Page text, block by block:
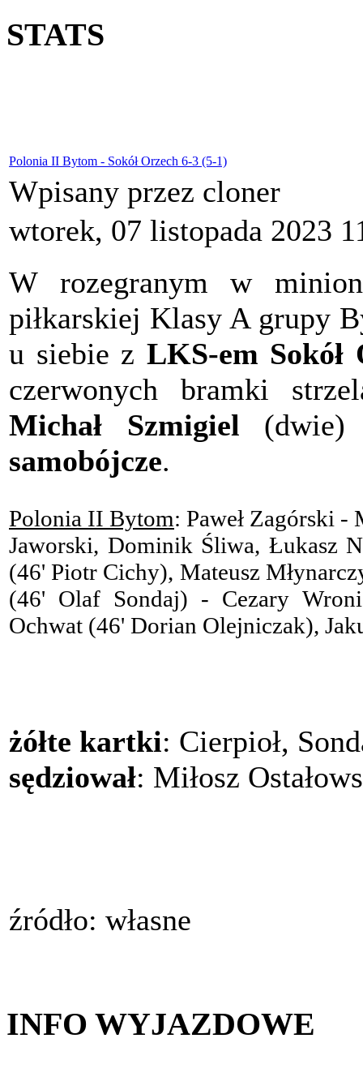
STATS
Polonia II Bytom - Sokół Orzech 6-3 (5-1)
Wpisany przez cloner
wtorek, 07 listopada 2023
W rozegranym w
piłkarskiej Klasy A grupy
u siebie z LKS-em Sokół
czerwonych bramki
Michał Szmigiel
samobójcze.
Polonia II Bytom: Paweł Zagórski
Jaworski, Dominik Śliwa, Łukasz
(46' Piotr Cichy), Mateusz
(46' Olaf Sondaj) - Cezary
Ochwat (46' Dorian Olejniczak),
żółte kartki: Cierpioł,
sędziował: Miłosz
źródło: własne
INFO WYJAZDOWE